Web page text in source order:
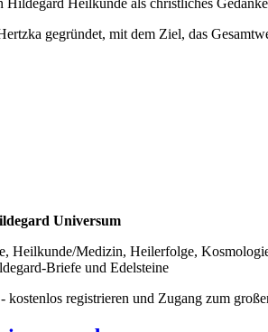
Heilkunde als christliches
gegründet, mit dem Ziel, das
Universum
Heilkunde/Medizin, Heilerfolge,
Briefe und Edelsteine
registrieren und Zugang zum